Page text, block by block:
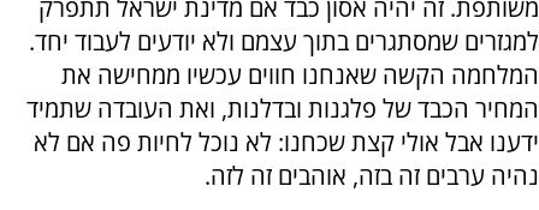
משותפת. זה יהיה אסון כבד אם מדינת ישראל תתפרק
למגזרים שמסתגרים בתוך עצמם ולא יודעים לעבוד יחד.
המלחמה הקשה שאנחנו חווים עכשיו ממחישה את
המחיר הכבד של פלגנות ובדלנות, ואת העובדה שתמיד
ידענו אבל אולי קצת שכחנו: לא נוכל לחיות פה אם לא
נהיה ערבים זה בזה, אוהבים זה לזה.